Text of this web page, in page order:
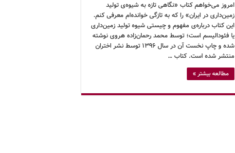
امروز می‌خواهم کتاب «نگاهی تازه به شیوه‌ی تولید
زمین‌داری در ایران» را که به تازگی خوانده‌ام معرفی کنم.
این کتاب درباره‌ی مفهوم و چیستی شیوه تولید زمین‌داری
یا فئودالیسم است؛ توسط محمد رحمان‌زاده هروی نوشته
شده و چاپ نخست آن در سال ۱۳۹۶ توسط نشر اختران
منتشر شده است. کتاب …
مطالعه بیشتر »